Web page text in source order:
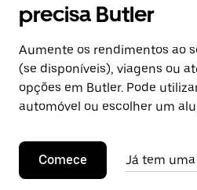
precisa Butler
Aumente os rendimentos ao
(se disponíveis), viagens ou
opções em Butler. Pode
automóvel ou escolher um
Comece Já tem